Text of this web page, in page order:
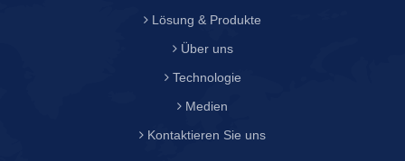
Lösung & Produkte
Über uns
Technologie
Medien
Kontaktieren Sie uns